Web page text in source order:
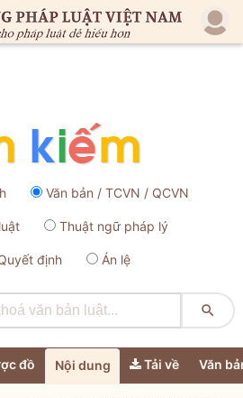
Văn bản / TCVN / QCVN
Thuật ngữ pháp lý
định Án lệ

đồ Nội dung Tải về Văn